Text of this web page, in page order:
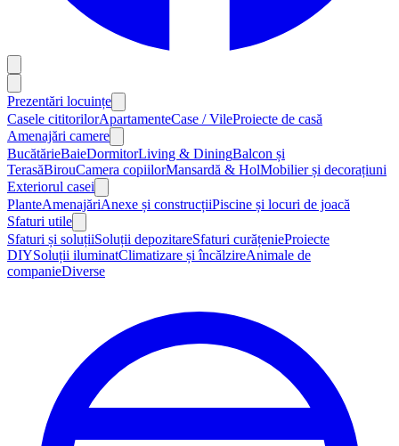
Prezentări locuințe
Casele cititorilorApartamenteCase / VileProiecte de casă
Amenajări camere
BucătărieBaieDormitorLiving & DiningBalcon și
TerasăBirouCamera copiilorMansardă & HolMobilier și decorațiuni
Exteriorul casei
PlanteAmenajăriAnexe și construcțiiPiscine și locuri de joacă
Sfaturi utile
Sfaturi și soluțiiSoluții depozitareSfaturi curățenieProiecte
DIYSoluții iluminatClimatizare și încălzireAnimale de
companieDiverse